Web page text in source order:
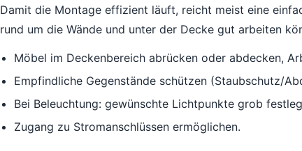
Damit die Montage effizient läuft, reicht meist eine
rund um die Wände und unter der Decke gut arbeiten
Möbel im Deckenbereich abrücken oder abdecken,
Empfindliche Gegenstände schützen (Staubschutz/
Bei Beleuchtung: gewünschte Lichtpunkte grob
Zugang zu Stromanschlüssen ermöglichen.